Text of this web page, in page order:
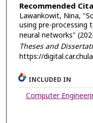
Recommended
Lawankowit, Nina,
using pre-processing
neural networks"
Theses and
https://
INCLUDED IN
Computer